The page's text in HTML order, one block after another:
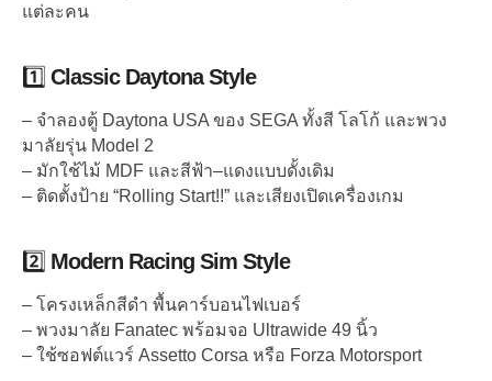
แต่ละคน
1️⃣ Classic Daytona Style
– จำลองตู้ Daytona USA ของ SEGA ทั้งสี โลโก้ และพวง
มาลัยรุ่น Model 2
– มักใช้ไม้ MDF และสีฟ้า–แดงแบบดั้งเดิม
– ติดตั้งป้าย “Rolling Start!!” และเสียงเปิดเครื่องเกม
2️⃣ Modern Racing Sim Style
– โครงเหล็กสีดำ พื้นคาร์บอนไฟเบอร์
– พวงมาลัย Fanatec พร้อมจอ Ultrawide 49 นิ้ว
– ใช้ซอฟต์แวร์ Assetto Corsa หรือ Forza Motorsport